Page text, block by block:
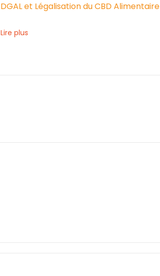
DGAL et Légalisation du CBD Alimentaire
Lire plus